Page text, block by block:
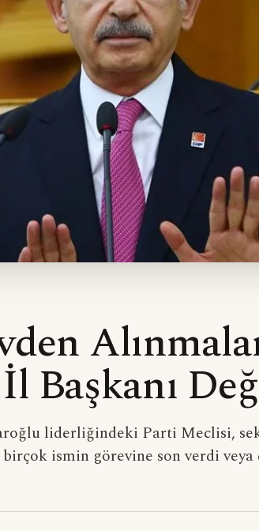
Başkanı
liderliğindeki Parti Meclisi,
birçok ismin görevine son verdi